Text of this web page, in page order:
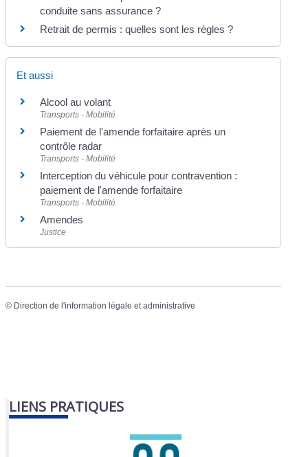
conduite sans assurance ?
Retrait de permis : quelles sont les règles ?
Et aussi
Alcool au volant
Transports - Mobilité
Paiement de l'amende forfaitaire après un
contrôle radar
Transports - Mobilité
Interception du véhicule pour contravention :
paiement de l'amende forfaitaire
Transports - Mobilité
Amendes
Justice
© Direction de l'information légale et administrative
LIENS PRATIQUES